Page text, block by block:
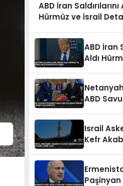
ABD İran Saldırılarını
Hürmüz ve İsrail
ABD İran
Aldı
ABD
Israil
Kefr